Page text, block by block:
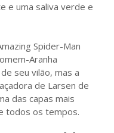
e uma saliva verde e
Spider-Man
Aranha
seu vilão, mas a
de Larsen de
das capas mais
todos os tempos.